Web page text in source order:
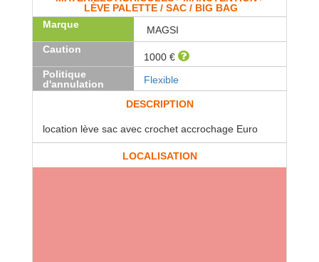
LÈVE PALETTE / SAC / BIG BAG
Marque
MAGSI
Caution
1000 €
Politique
d'annulation
Flexible
DESCRIPTION
location lève sac avec crochet accrochage Euro
LOCALISATION